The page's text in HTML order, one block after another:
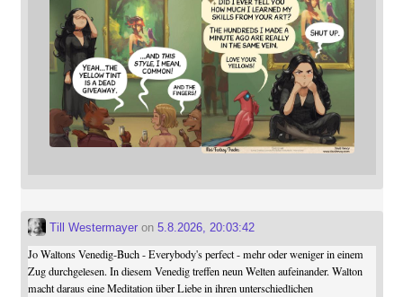
Till Westermayeron 5.8.2026, 20:03:42
Jo Waltons Venedig-Buch - Everybody's perfect - mehr oder weniger in einem
Zug durchgelesen. In diesem Venedig treffen neun Welten aufeinander. Walton
macht daraus eine Meditation über Liebe in ihren unterschiedlichen